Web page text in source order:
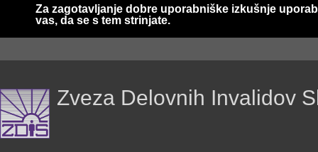
Za zagotavljanje dobre uporabniške izkušnje
vas, da se s tem strinjate.
Zveza Delovnih Invalidov